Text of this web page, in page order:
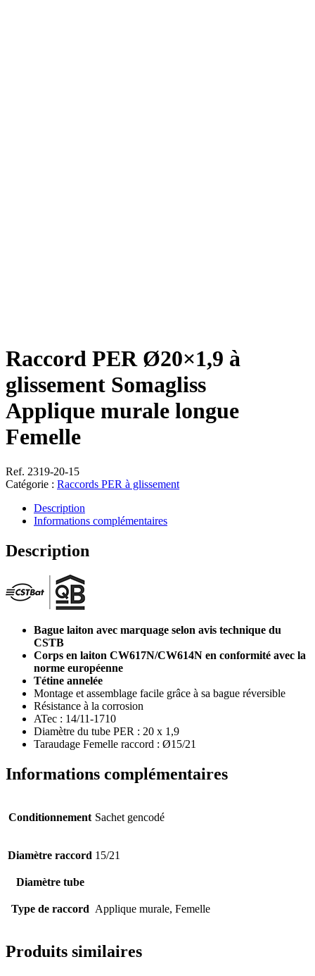
Raccord PER Ø20×1,9 à
glissement Somagliss
Applique murale longue
Femelle
Ref. 2319-20-15
Catégorie : Raccords PER à glissement
Description
Informations complémentaires
Description
Bague laiton avec marquage selon avis technique du
CSTB
Corps en laiton CW617N/CW614N en conformité avec la
norme européenne
Tétine annelée
Montage et assemblage facile grâce à sa bague réversible
Résistance à la corrosion
ATec : 14/11-1710
Diamètre du tube PER : 20 x 1,9
Taraudage Femelle raccord : Ø15/21
Informations complémentaires
Conditionnement Sachet gencodé
Diamètre raccord 15/21
Diamètre tube
Type de raccord Applique murale, Femelle
Produits similaires